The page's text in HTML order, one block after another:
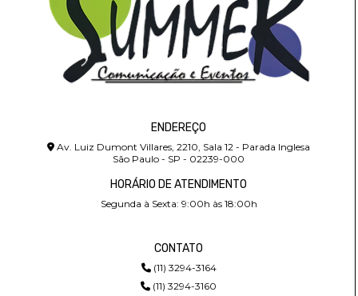
ENDEREÇO
Av. Luiz Dumont Villares, 2210, Sala 12 - Parada Inglesa
São Paulo - SP - 02239-000
HORÁRIO DE ATENDIMENTO
Segunda à Sexta: 9:00h às 18:00h
CONTATO
(11) 3294-3164
(11) 3294-3160